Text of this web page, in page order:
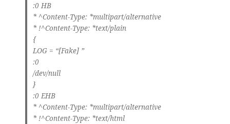
:0 HB
* ^Content-Type: *multipart/alternative
* !^Content-Type: *text/plain
{
LOG = “[Fake] ”
:0
/dev/null
}
:0 EHB
* ^Content-Type: *multipart/alternative
* !^Content-Type: *text/html